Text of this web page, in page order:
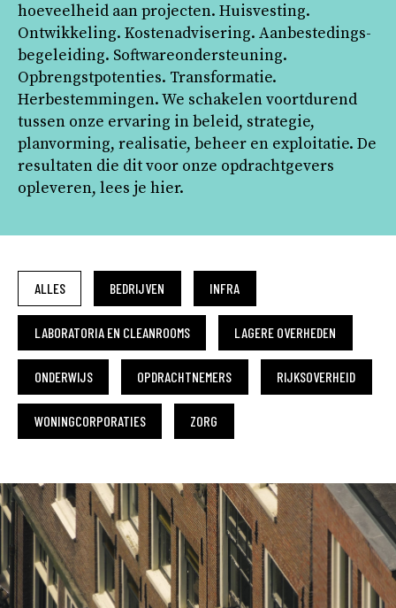
hoeveelheid aan projecten. Huisvesting.
Ontwikkeling. Kostenadvisering. Aanbestedings­
begeleiding. Softwareondersteuning.
Opbrengstpotenties. Transformatie.
Herbestemmingen. We schakelen voortdurend
tussen onze ervaring in beleid, strategie,
planvorming, realisatie, beheer en exploitatie. De
resultaten die dit voor onze opdrachtgevers
opleveren, lees je hier.
ALLES BEDRIJVEN INFRA
LABORATORIA EN CLEANROOMS LAGERE OVERHEDEN
ONDERWIJS OPDRACHTNEMERS RIJKSOVERHEID
WONINGCORPORATIES ZORG